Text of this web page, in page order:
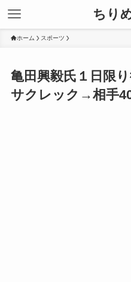
ちり
ホーム スポーツ
亀田興毅氏１日限
サクレック→相手